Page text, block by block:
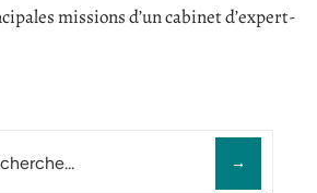
missions d’un cabinet d’expert-